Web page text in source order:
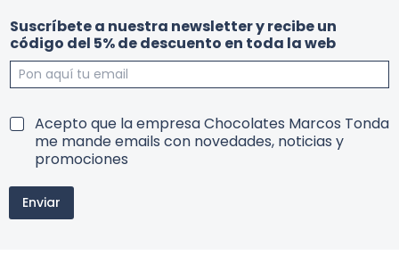
e
s
c
n
t
n
e
o
d
a
n
d
i
n
Suscríbete a nuestra newsletter y recibe un
código del 5% de descuento en toda la web
T
i
o
Acepto que la empresa Chocolates Marcos Tonda
me mande emails con novedades, noticias y
promociones
Enviar